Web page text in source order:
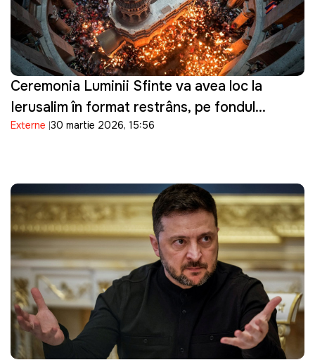
Ceremonia Luminii Sfinte va avea loc la
Ierusalim în format restrâns, pe fondul
tensiunilor de securitate
Externe 30 martie 2026, 15:56